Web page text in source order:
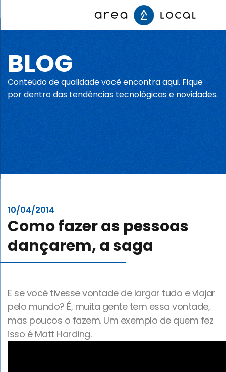
Início
Fale conosco
Portfólio
Sobre nós
Blog
Trabalhe Conosco
BLOG
Conteúdo de qualidade você encontra aqui. Fique
por dentro das tendências tecnológicas e novidades.
10/04/2014
Como fazer as pessoas
dançarem, a saga
E se você tivesse vontade de largar tudo e viajar
pelo mundo? É, muita gente tem essa vontade,
mas poucos o fazem. Um exemplo de quem fez
isso é Matt Harding.